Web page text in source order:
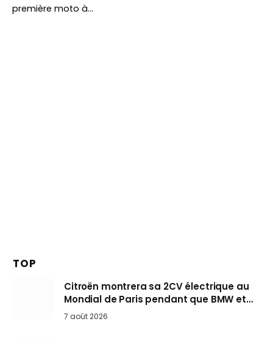
première moto à…
TOP
Citroën montrera sa 2CV électrique au
Mondial de Paris pendant que BMW et
Mini désertent le salon
7 août 2026